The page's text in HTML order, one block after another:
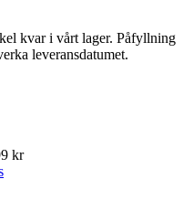
kvar i vårt lager. Påfyllning
leveransdatumet.
kr